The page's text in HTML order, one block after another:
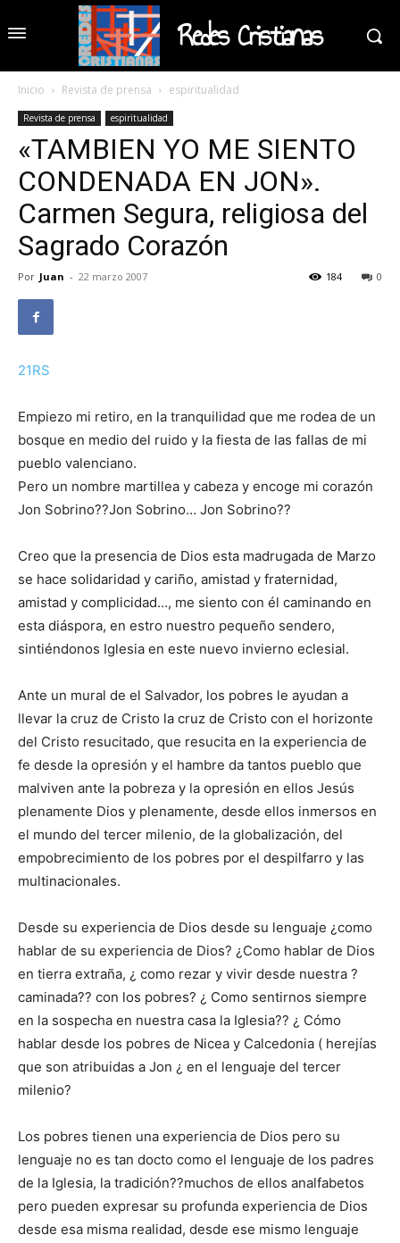
Redes Cristianas
Inicio Revista de prensa espiritualidad
Revista de prensa espiritualidad
«TAMBIEN YO ME SIENTO
CONDENADA EN JON».
Carmen Segura, religiosa del
Sagrado Corazón
Por Juan - 22 marzo 2007 0
184
21RS
Empiezo mi retiro, en la tranquilidad que me rodea de un
bosque en medio del ruido y la fiesta de las fallas de mi
pueblo valenciano.
Pero un nombre martillea y cabeza y encoge mi corazón
Jon Sobrino??Jon Sobrino… Jon Sobrino??
Creo que la presencia de Dios esta madrugada de Marzo
se hace solidaridad y cariño, amistad y fraternidad,
amistad y complicidad…, me siento con él caminando en
esta diáspora, en estro nuestro pequeño sendero,
sintiéndonos Iglesia en este nuevo invierno eclesial.
Ante un mural de el Salvador, los pobres le ayudan a
llevar la cruz de Cristo la cruz de Cristo con el horizonte
del Cristo resucitado, que resucita en la experiencia de
fe desde la opresión y el hambre da tantos pueblo que
malviven ante la pobreza y la opresión en ellos Jesús
plenamente Dios y plenamente, desde ellos inmersos en
el mundo del tercer milenio, de la globalización, del
empobrecimiento de los pobres por el despilfarro y las
multinacionales.
Desde su experiencia de Dios desde su lenguaje ¿como
hablar de su experiencia de Dios? ¿Como hablar de Dios
en tierra extraña, ¿ como rezar y vivir desde nuestra ?
caminada?? con los pobres? ¿ Como sentirnos siempre
en la sospecha en nuestra casa la Iglesia?? ¿ Cómo
hablar desde los pobres de Nicea y Calcedonia ( herejías
que son atribuidas a Jon ¿ en el lenguaje del tercer
milenio?
Los pobres tienen una experiencia de Dios pero su
lenguaje no es tan docto como el lenguaje de los padres
de la Iglesia, la tradición??muchos de ellos analfabetos
pero pueden expresar su profunda experiencia de Dios
desde esa misma realidad, desde ese mismo lenguaje